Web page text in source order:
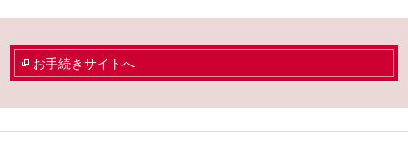
お手続きサイトへ